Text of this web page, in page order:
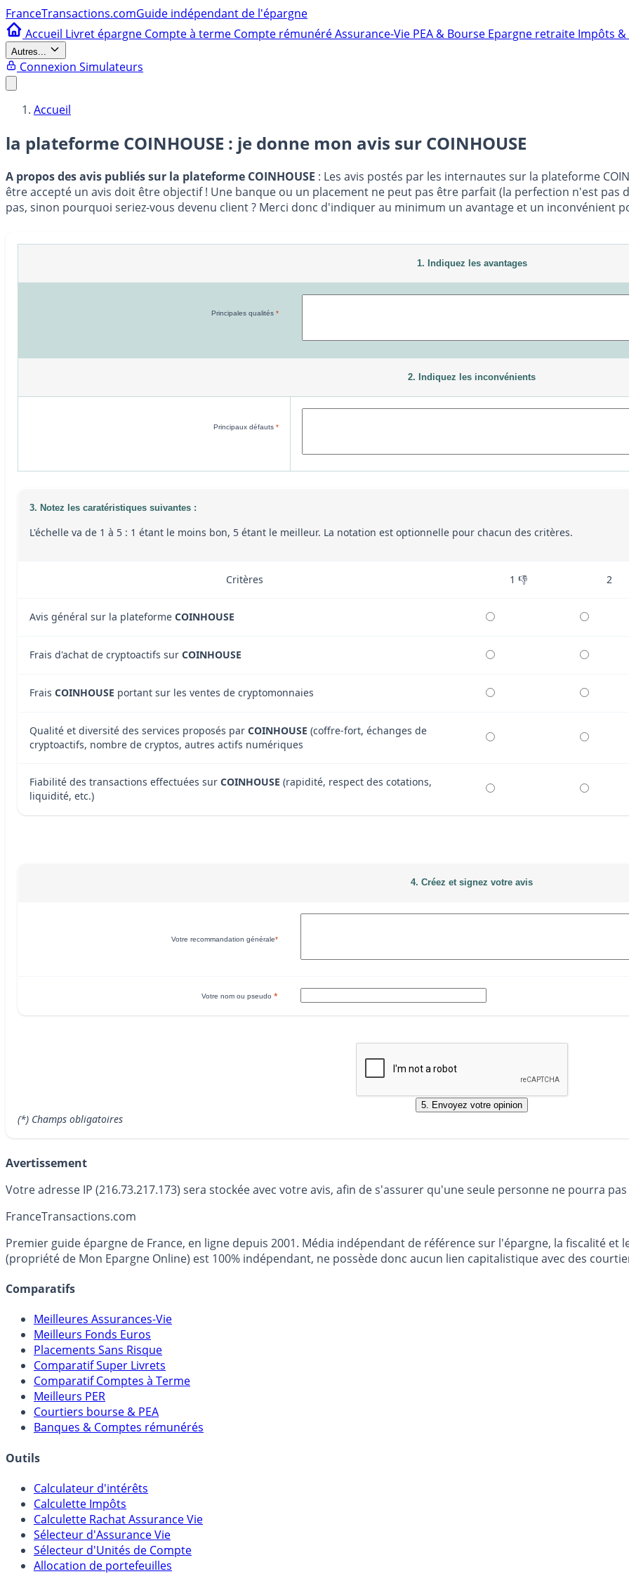
FranceTransactions.comGuide indépendant de l'épargne
Accueil Livret épargne Compte à terme Compte rémunéréAssurance-Vie PEA & Bourse Epargne retraite Impôts &
Autres...
Connexion Simulateurs
Accueil
la plateforme COINHOUSE : je donne mon avis sur COINHOUSE
A propos des avis publiés sur la plateforme COINHOUSE : Les avis postés par les internautes sur la plateforme
être accepté un avis doit être objectif ! Une banque ou un placement ne peut pas être parfait (la perfection n'est pas
pas, sinon pourquoi seriez-vous devenu client ? Merci donc d'indiquer au minimum un avantage et un inconvénient
1. Indiquez les avantages
Principales qualités *
2. Indiquez les inconvénients
Principaux défauts *
3. Notez les caratéristiques suivantes :
L'échelle va de 1 à 5 : 1 étant le moins bon, 5 étant le meilleur. La notation est optionnelle pour chacun des critères.
Critères 1 👎 2
Avis général sur la plateforme COINHOUSE
Frais d'achat de cryptoactifs sur COINHOUSE
Frais COINHOUSE portant sur les ventes de cryptomonnaies
Qualité et diversité des services proposés par COINHOUSE (coffre-fort, échanges de
cryptoactifs, nombre de cryptos, autres actifs numériques
Fiabilité des transactions effectuées sur COINHOUSE (rapidité, respect des cotations,
liquidité, etc.)
4. Créez et signez votre avis
Votre recommandation générale*
Votre nom ou pseudo *
(*) Champs obligatoires
Avertissement
Votre adresse IP (216.73.217.173) sera stockée avec votre avis, afin de s'assurer qu'une seule personne ne pourra
FranceTransactions.com
Premier guide épargne de France, en ligne depuis 2001. Média indépendant de référence sur l'épargne, la fiscalité
(propriété de Mon Epargne Online) est 100% indépendant, ne possède donc aucun lien capitalistique avec des
Comparatifs
Meilleures Assurances-Vie
Meilleurs Fonds Euros
Placements Sans Risque
Comparatif Super Livrets
Comparatif Comptes à Terme
Meilleurs PER
Courtiers bourse & PEA
Banques & Comptes rémunérés
Outils
Calculateur d'intérêts
Calculette Impôts
Calculette Rachat Assurance Vie
Sélecteur d'Assurance Vie
Sélecteur d'Unités de Compte
Allocation de portefeuilles